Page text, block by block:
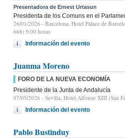
Presentadora de Ernest Urtasun
Presidenta de los Comuns en el
26/01/2026 - Barcelona, Hotel Palace de
668) 9.00 horas
Información del evento
Juanma Moreno
FORO DE LA NUEVA ECONOMÍA
Presidente de la Junta de Andalucía
07/05/2026 - Sevilla, Hotel Alfonso XIII (San
Información del evento
Pablo Bustinduy